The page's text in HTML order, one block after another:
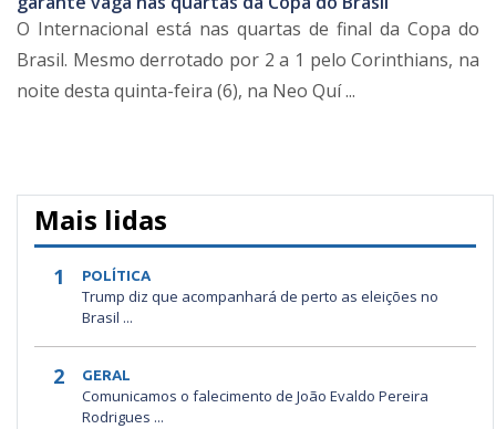
O Internacional está nas quartas de final da Copa do
Brasil. Mesmo derrotado por 2 a 1 pelo Corinthians, na
noite desta quinta-feira (6), na Neo Quí ...
Mais lidas
1 POLÍTICA
Trump diz que acompanhará de perto as eleições no
Brasil ...
2 GERAL
Comunicamos o falecimento de João Evaldo Pereira
Rodrigues ...